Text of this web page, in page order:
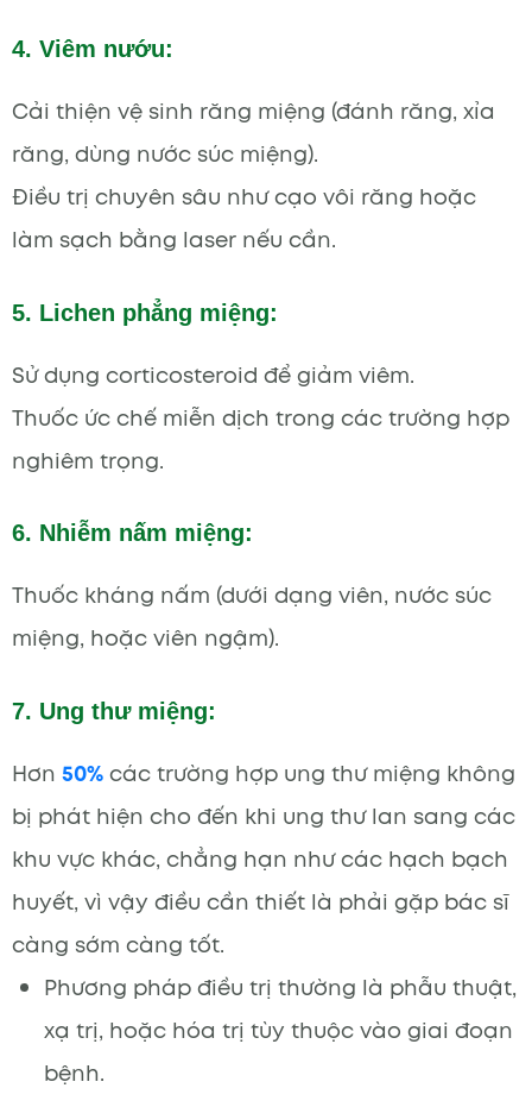
4. Viêm nướu:
Cải thiện vệ sinh răng miệng (đánh răng, xỉa
răng, dùng nước súc miệng).
Điều trị chuyên sâu như cạo vôi răng hoặc
làm sạch bằng laser nếu cần.
5. Lichen phẳng miệng:
Sử dụng corticosteroid để giảm viêm.
Thuốc ức chế miễn dịch trong các trường hợp
nghiêm trọng.
6. Nhiễm nấm miệng:
Thuốc kháng nấm (dưới dạng viên, nước súc
miệng, hoặc viên ngậm).
7. Ung thư miệng:
Hơn 50%các trường hợp ung thư miệng không
bị phát hiện cho đến khi ung thư lan sang các
khu vực khác, chẳng hạn như các hạch bạch
huyết, vì vậy điều cần thiết là phải gặp bác sĩ
càng sớm càng tốt.
Phương pháp điều trị thường là phẫu thuật,
xạ trị, hoặc hóa trị tùy thuộc vào giai đoạn
bệnh.